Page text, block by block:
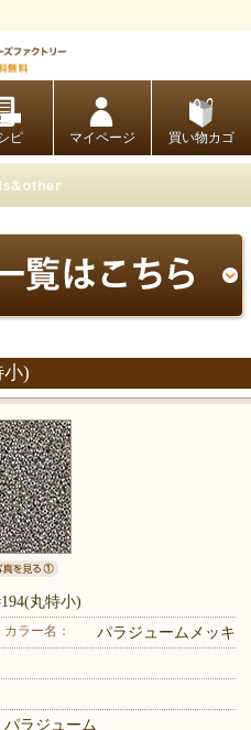
ピ マイページ 買い物カゴ
小)
丸特小)
カラー名： パラジュームメッキ
ラジューム